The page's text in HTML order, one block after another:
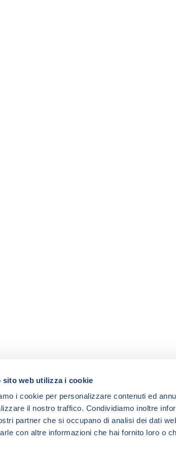
sito web utilizza i cookie
i cookie per personalizzare contenuti ed
il nostro traffico. Condividiamo inoltre
partner che si occupano di analisi dei dati
con altre informazioni che hai fornito loro o